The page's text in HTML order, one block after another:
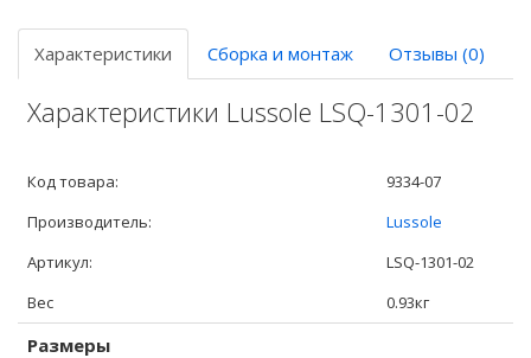
Характеристики Сборка и монтаж Отзывы (0)
Характеристики Lussole LSQ-1301-02
Код товара:
9334-07
Производитель:
Lussole
Артикул:
LSQ-1301-02
Вес
0.93кг
Размеры